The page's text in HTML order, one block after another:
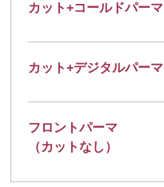
カット+コールドパーマ
カット+デジタルパーマ
フロントパーマ
（カットなし）